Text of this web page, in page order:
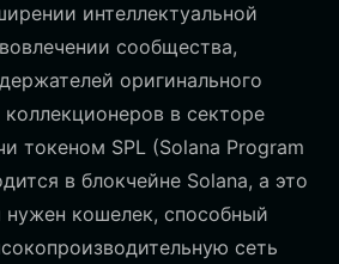
интеллектуальной
сообщества,
оригинального
в секторе
токеном SPL (Solana Program
в блокчейне Solana, а это
нужен кошелек, способный
сеть